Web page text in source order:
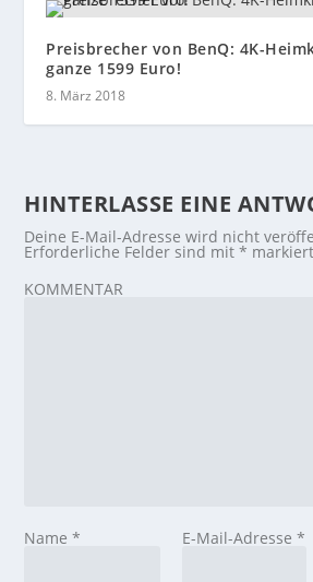
Preisbrecher von BenQ: 4K-
ganze 1599 Euro!
8. März 2018
HINTERLASSE EINE
Deine E-Mail-Adresse wird nicht
Erforderliche Felder sind mit* markiert
KOMMENTAR
Name* E-Mail-Adresse *